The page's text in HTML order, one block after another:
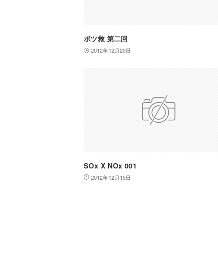
ボツ救 第二回
2012年12月20日
SOx X NOx 001
2012年12月15日